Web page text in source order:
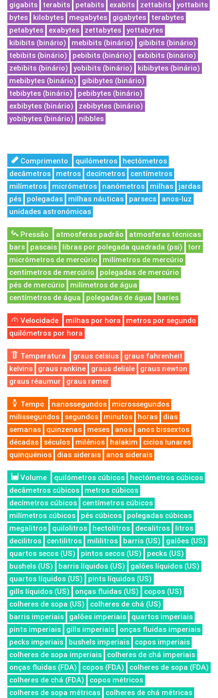
gigabits
terabits petabits exabits zettabits
yottabits
bytes
kilobytes megabytes gigabytes
terabytes
petabytes
exabytes zettabytes
yottabytes
kibibits (binário)
mebibits (binário)
gibibits (binário)
tebibits (binário)
pebibits (binário)
exbibits (binário)
zebibits (binário)
yobibits (binário)
kibibytes (binário)
mebibytes (binário)
gibibytes (binário)
tebibytes (binário)
pebibytes (binário)
exbibytes (binário)
zebibytes (binário)
yobibytes (binário)
nibbles
Comprimento quilómetros
hectómetros
decâmetros
metros decímetros
centímetros
milímetros
micrómetros nanómetros milhas
jardas
pés
polegadas milhas náuticas parsecs
anos-luz
unidades astronómicas
Pressão atmosferas padrão
atmosferas técnicas
bars
pascais libras por polegada quadrada (psi)
torr
micrómetros de mercúrio
milímetros de mercúrio
centímetros de mercúrio
polegadas de mercúrio
pés de mercúrio
milímetros de água
centímetros de água
polegadas de água baries
Velocidade milhas por hora
metros por segundo
quilómetros por hora
Temperatura graus celsius
graus fahrenheit
kelvins
graus rankine graus delisle
graus newton
graus réaumur
graus rømer
Tempo nanossegundos
microssegundos
milissegundos
segundos minutos horas
dias
semanas
quinzenas meses anos
anos bissextos
décadas
séculos milénios halakim
ciclos lunares
quinquénios
dias siderais anos siderais
Volume quilómetros cúbicos
hectómetros cúbicos
decâmetros cúbicos
metros cúbicos
decímetros cúbicos
centímetros cúbicos
milímetros cúbicos
pés cúbicos
polegadas cúbicas
megalitros
quilolitros hectolitros decalitros
litros
decilitros
centilitros mililitros barris (US)
galões (US)
quartos secos (US)
pintos secos (US)
pecks (US)
bushels (US)
barris líquidos (US)
galões líquidos (US)
quartos líquidos (US)
pints líquidos (US)
gills líquidos (US)
onças fluidas (US)
copos (US)
colheres de sopa (US)
colheres de chá (US)
barris imperiais
galões imperiais
quartos imperiais
pints imperiais
gills imperiais
onças fluidas imperiais
pecks imperiais
bushels imperiais
copos imperiais
colheres de sopa imperiais
colheres de chá imperiais
onças fluidas (FDA)
copos (FDA)
colheres de sopa (FDA)
colheres de chá (FDA)
copos métricos
colheres de sopa métricas
colheres de chá métricas